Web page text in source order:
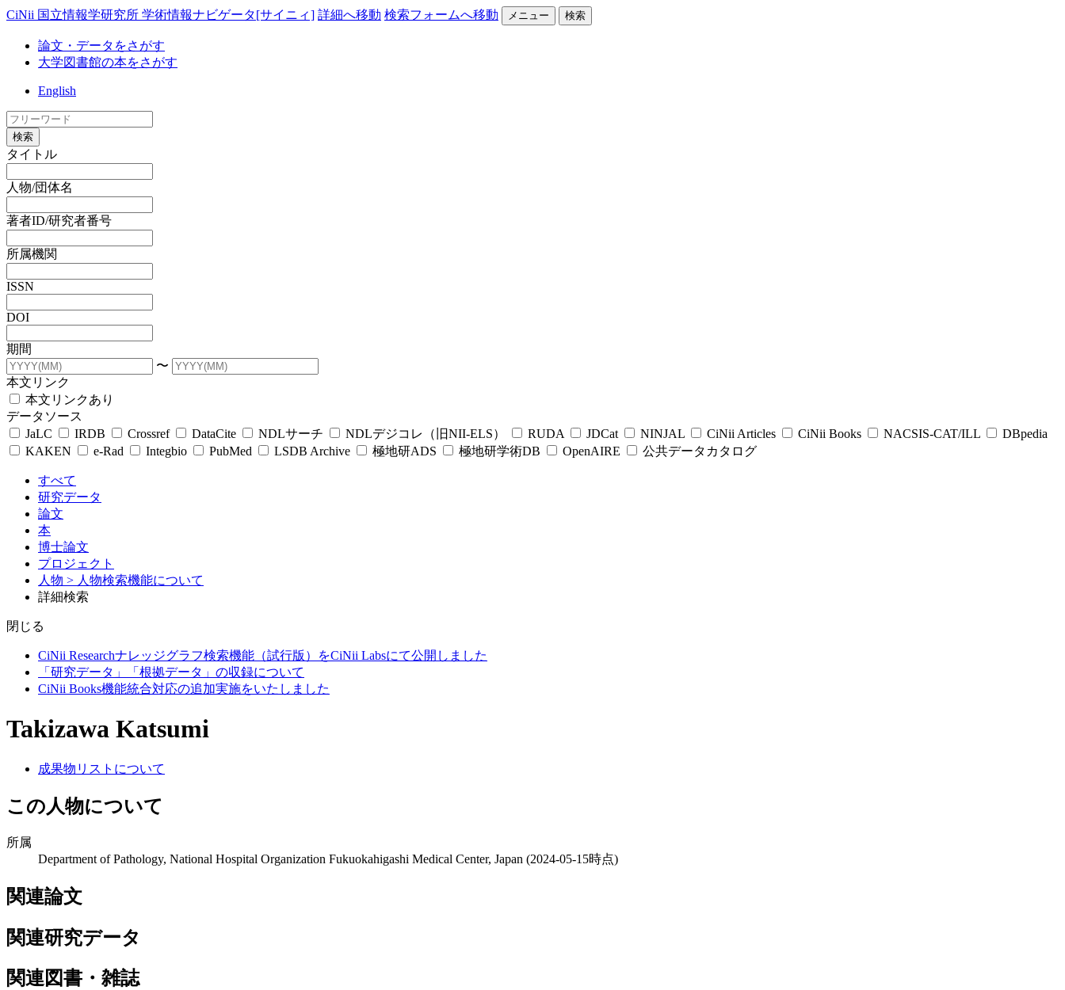
CiNii 国立情報学研究所 学術情報ナビゲータ[サイニィ] 詳細へ移動 検索フォームへ移動 メニュー 検索
論文・データをさがす
大学図書館の本をさがす
English
検索
タイトル
人物/団体名
著者ID/研究者番号
所属機関
ISSN
DOI
期間
〜
本文リンク
本文リンクあり
データソース
JaLC
IRDB Crossref DataCite NDLサーチ NDLデジコレ（旧NII-ELS） RUDA JDCat NINJAL CiNii Articles CiNii Books NACSIS-CAT/ILL
DBpedia
KAKEN
e-Rad Integbio PubMed LSDB Archive 極地研ADS 極地研学術DB OpenAIRE 公共データカタログ
すべて
研究データ
論文
本
博士論文
プロジェクト
人物 > 人物検索機能について
詳細検索
閉じる
CiNii Researchナレッジグラフ検索機能（試行版）をCiNii Labsにて公開しました
「研究データ」「根拠データ」の収録について
CiNii Books機能統合対応の追加実施をいたしました
Takizawa Katsumi
成果物リストについて
この人物について
所属
Department of Pathology, National Hospital Organization Fukuokahigashi Medical Center, Japan (2024-05-15時点)
関連論文
関連研究データ
関連図書・雑誌